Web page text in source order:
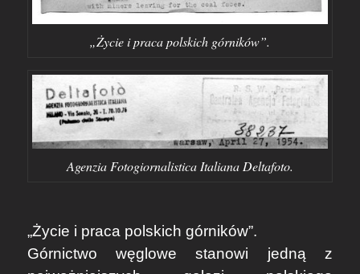
„Życie i praca polskich górników”.
Agenzia Fotogiornalistica Italiana Deltafoto.
„Życie i praca polskich górników”.
Górnictwo węglowe stanowi jedną z